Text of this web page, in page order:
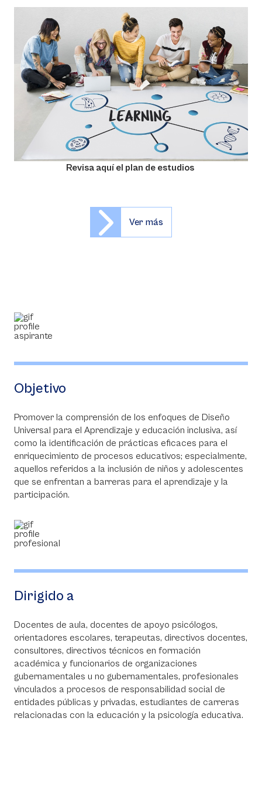
Revisa aquí el plan de estudios
Ver más
Objetivo
Promover la comprensión de los enfoques de Diseño
Universal para el Aprendizaje y educación inclusiva, así
como la identificación de prácticas eficaces para el
enriquecimiento de procesos educativos; especialmente,
aquellos referidos a la inclusión de niños y adolescentes
que se enfrentan a barreras para el aprendizaje y la
participación.
Dirigido a
Docentes de aula, docentes de apoyo psicólogos,
orientadores escolares, terapeutas, directivos docentes,
consultores, directivos técnicos en formación
académica y funcionarios de organizaciones
gubernamentales u no gubernamentales, profesionales
vinculados a procesos de responsabilidad social de
entidades públicas y privadas, estudiantes de carreras
relacionadas con la educación y la psicología educativa.